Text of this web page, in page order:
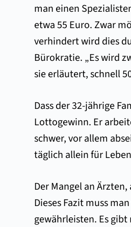
man einen
etwa 55 Euro. Zwar
verhindert wird dies
Bürokratie. „Es wird
sie erläutert, schnell
Dass der 32-jährige
Lottogewinn. Er
schwer, vor allem
täglich allein für
Der Mangel an
Dieses Fazit muss
gewährleisten. Es